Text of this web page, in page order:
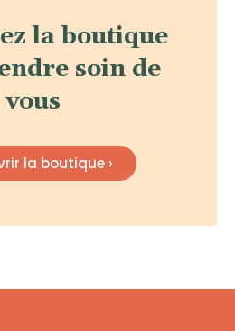
la boutique
soin de
vous
la boutique ›